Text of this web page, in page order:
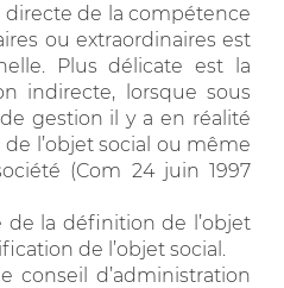
directe de la compétence
ou extraordinaires est
Plus délicate est la
indirecte, lorsque sous
de gestion il y a en réalité
l’objet social ou même
(Com 24 juin 1997
de la définition de l’objet
de l’objet social.
conseil d’administration